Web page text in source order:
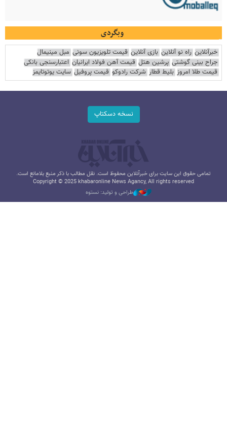
وبگردی
خبرآنلاین راه نو آنلاین بازی آنلاین قیمت تلویزیون سونی مبل مینیمال
جراح بینی گوشتی پرشین هتل قیمت آهن فولاد ایرانیان اعتبارسنجی بانکی
قیمت طلا امروز بلیط قطار شرکت رادوکو قیمت پروفیل سایت یوتوتایمز
نسخه دسکتاپ
تمامی حقوق این سایت برای خبرآنلاین محفوظ است. نقل مطالب با ذکر منبع بلامانع است.
Copyright © 2025 khabaronline News Agancy, All rights reserved
طراحی و تولید: نستوه